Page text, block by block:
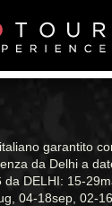
garantito
da Delhi a
da DELHI: 15-
04-18sep, 02-